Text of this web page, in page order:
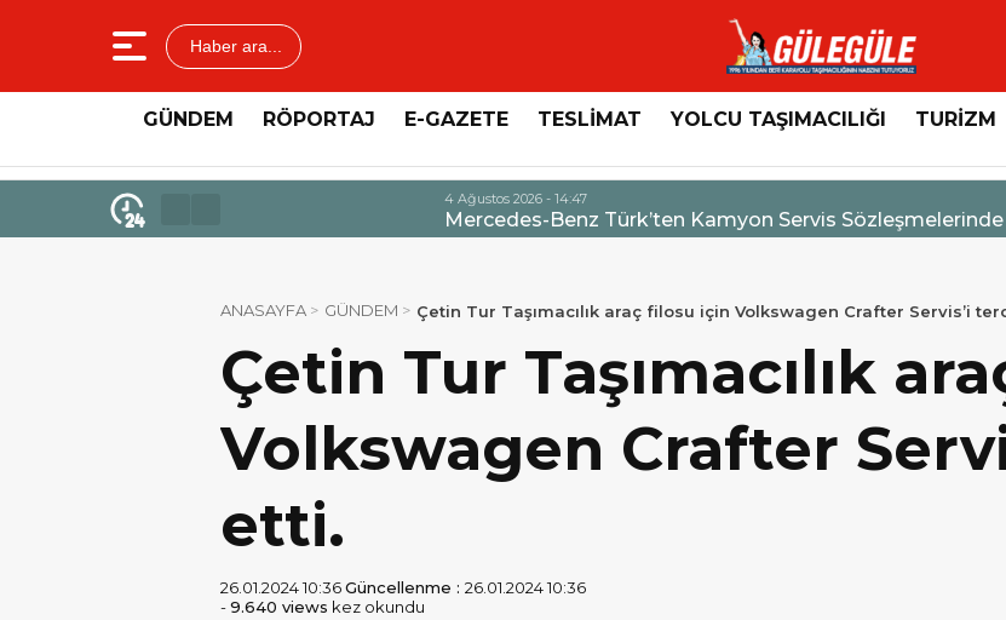
Haber ara...
GÜNDEM RÖPORTAJ E-GAZETE TESLİMAT YOLCU TAŞIMACILIĞI TURİZM
Mercedes-Benz Türk’ten Kamyon Servis Sözleşmelerinde 36 Aya Varan Taksit
ANASAYFA GÜNDEM Çetin Tur Taşımacılık araç filosu için Volkswagen Crafter Servis’i
Çetin Tur Taşımacılık
Volkswagen Crafter
etti.
26.01.2024 10:36Güncellenme : 26.01.2024 10:36
-9.640 views kez okundu